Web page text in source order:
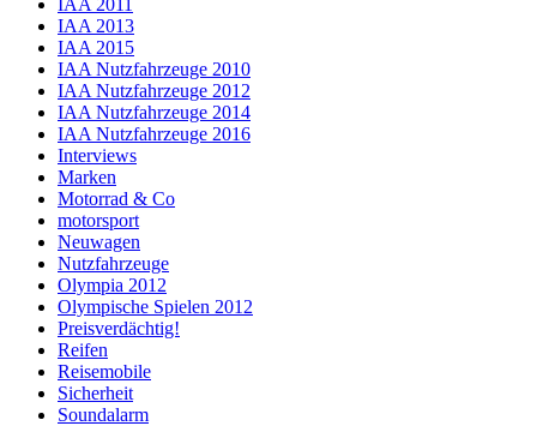
IAA 2011
IAA 2013
IAA 2015
IAA Nutzfahrzeuge 2010
IAA Nutzfahrzeuge 2012
IAA Nutzfahrzeuge 2014
IAA Nutzfahrzeuge 2016
Interviews
Marken
Motorrad & Co
motorsport
Neuwagen
Nutzfahrzeuge
Olympia 2012
Olympische Spielen 2012
Preisverdächtig!
Reifen
Reisemobile
Sicherheit
Soundalarm